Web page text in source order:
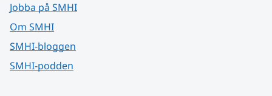
Jobba på SMHI
Om SMHI
SMHI-bloggen
SMHI-podden